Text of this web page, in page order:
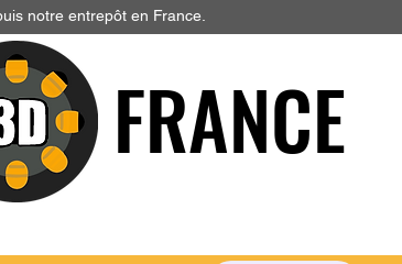
notre entrepôt en France.